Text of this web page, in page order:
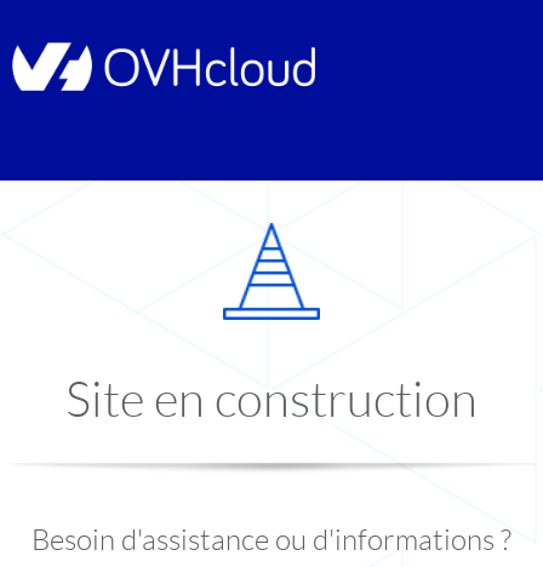
Site en construction
Besoin d'assistance ou d'informations ?